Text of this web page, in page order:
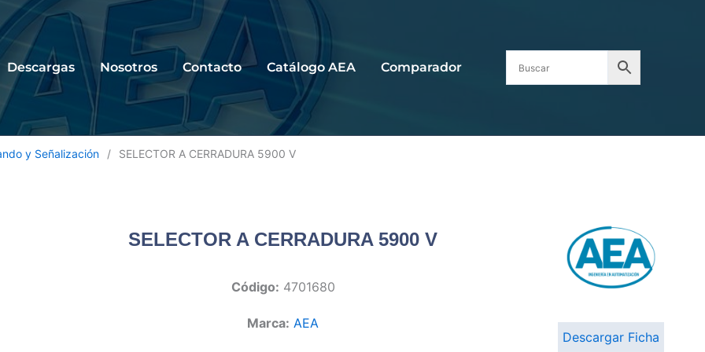
Descargas Nosotros Contacto Catálogo AEA Comparador
y Señalización / SELECTOR A CERRADURA 5900 V
SELECTOR A CERRADURA 5900 V
Código: 4701680
Marca: AEA
Descargar Ficha